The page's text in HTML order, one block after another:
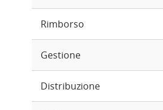
Rimborso
Gestione
Distribuzione